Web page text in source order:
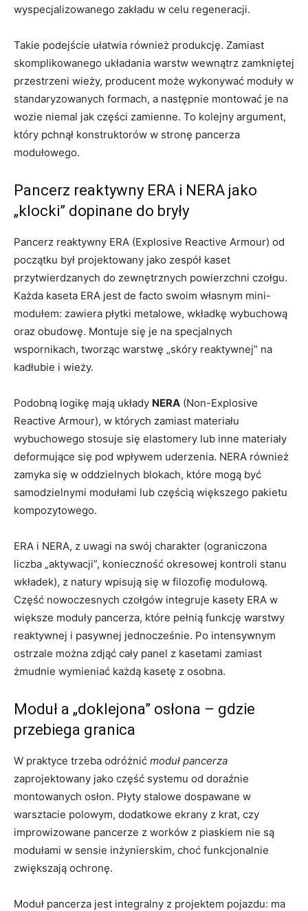
wyspecjalizowanego zakładu w celu regeneracji.
Takie podejście ułatwia również produkcję. Zamiast
skomplikowanego układania warstw wewnątrz zamkniętej
przestrzeni wieży, producent może wykonywać moduły w
standaryzowanych formach, a następnie montować je na
wozie niemal jak części zamienne. To kolejny argument,
który pchnął konstruktorów w stronę pancerza
modułowego.
Pancerz reaktywny ERA i NERA jako
„klocki” dopinane do bryły
Pancerz reaktywny ERA (Explosive Reactive Armour) od
początku był projektowany jako zespół kaset
przytwierdzanych do zewnętrznych powierzchni czołgu.
Każda kaseta ERA jest de facto swoim własnym mini-
modułem: zawiera płytki metalowe, wkładkę wybuchową
oraz obudowę. Montuje się je na specjalnych
wspornikach, tworząc warstwę „skóry reaktywnej” na
kadłubie i wieży.
Podobną logikę mają układy NERA (Non-Explosive
Reactive Armour), w których zamiast materiału
wybuchowego stosuje się elastomery lub inne materiały
deformujące się pod wpływem uderzenia. NERA również
zamyka się w oddzielnych blokach, które mogą być
samodzielnymi modułami lub częścią większego pakietu
kompozytowego.
ERA i NERA, z uwagi na swój charakter (ograniczona
liczba „aktywacji”, konieczność okresowej kontroli stanu
wkładek), z natury wpisują się w filozofię modułową.
Część nowoczesnych czołgów integruje kasety ERA w
większe moduły pancerza, które pełnią funkcję warstwy
reaktywnej i pasywnej jednocześnie. Po intensywnym
ostrzale można zdjąć cały panel z kasetami zamiast
żmudnie wymieniać każdą kasetę z osobna.
Moduł a „doklejona” osłona – gdzie
przebiega granica
W praktyce trzeba odróżnić moduł pancerza
zaprojektowany jako część systemu od doraźnie
montowanych osłon. Płyty stalowe dospawane w
warsztacie polowym, dodatkowe ekrany z krat, czy
improwizowane pancerze z worków z piaskiem nie są
modułami w sensie inżynierskim, choć funkcjonalnie
zwiększają ochronę.
Moduł pancerza jest integralny z projektem pojazdu: ma